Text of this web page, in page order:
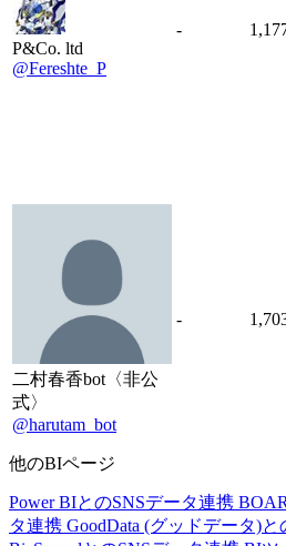
P&Co. ltd
@Fereshte_P
-
二村春香bot〈非公
式〉
@harutam_bot
-
他のBIページ
Power BIとのSNSデータ連携
タ連携 GoodData (グッドデータ)